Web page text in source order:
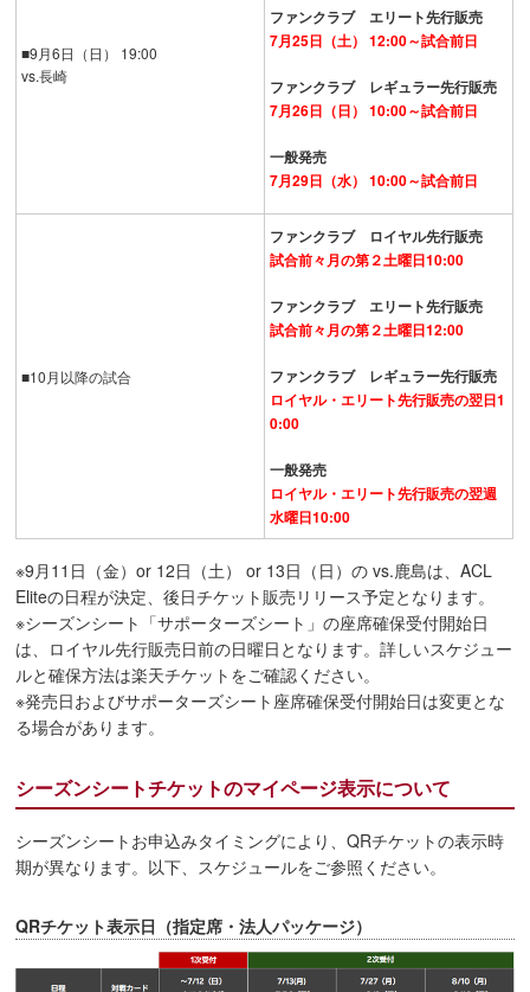
■9月6日（日） 19:00
vs.長崎
ファンクラブ エリート先行販売
7月25日（土） 12:00～試合前日
ファンクラブ レギュラー先行販売
7月26日（日） 10:00～試合前日
一般発売
7月29日（水） 10:00～試合前日
■10月以降の試合
ファンクラブ ロイヤル先行販売
試合前々月の第２土曜日10:00
ファンクラブ エリート先行販売
試合前々月の第２土曜日12:00
ファンクラブ レギュラー先行販売
ロイヤル・エリート先行販売の翌日1
0:00
一般発売
ロイヤル・エリート先行販売の翌週
水曜日10:00
※9月11日（金）or 12日（土） or 13日（日）の vs.鹿島は、ACL
Eliteの日程が決定、後日チケット販売リリース予定となります。
※シーズンシート「サポーターズシート」の座席確保受付開始日
は、ロイヤル先行販売日前の日曜日となります。詳しいスケジュー
ルと確保方法は楽天チケットをご確認ください。
※発売日およびサポーターズシート座席確保受付開始日は変更とな
る場合があります。
シーズンシートチケットのマイページ表示について
シーズンシートお申込みタイミングにより、QRチケットの表示時
期が異なります。以下、スケジュールをご参照ください。
QRチケット表示日（指定席・法人パッケージ）